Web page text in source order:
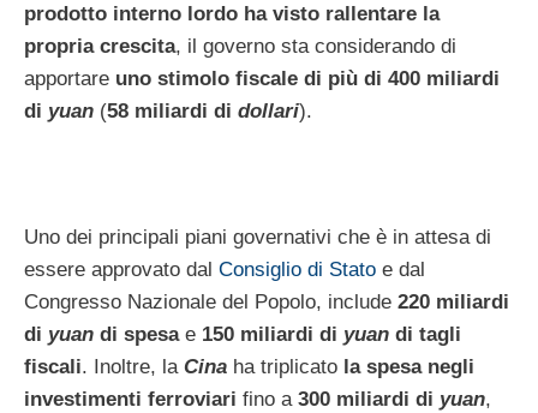
prodotto interno lordo ha visto rallentare la
propria crescita, il governo sta considerando di
apportare uno stimolo fiscale di più di 400 miliardi
di yuan (58 miliardi di dollari).
Uno dei principali piani governativi che è in attesa di
essere approvato dal Consiglio di Stato e dal
Congresso Nazionale del Popolo, include 220 miliardi
di yuan di spesae 150 miliardi di yuan di tagli
fiscali. Inoltre, la Cina ha triplicato la spesa negli
investimenti ferroviari fino a 300 miliardi di yuan,